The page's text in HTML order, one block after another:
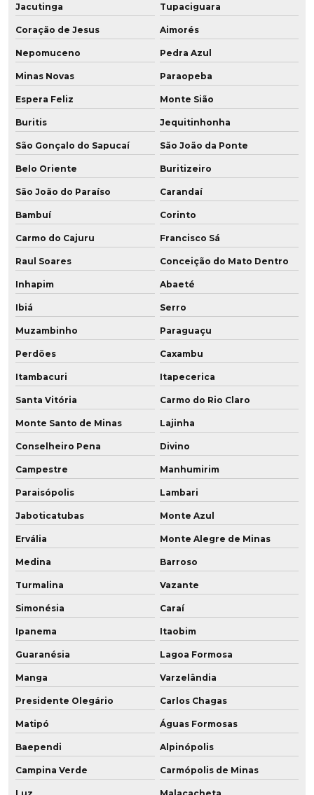
Revestimento de rodas em pu
Revestimento rolos em poliuretano
Revestimento de tubos em poliuretano
Roda para câmara fria
Roda de grafeno para empilhadeira
Roda de grafeno para empilhadeira elétrica
Roda em poliuretano para câmara fria
Roda vulkollan
Rodas para empilhadeiras
Rodas para empilhadeiras elétricas
Rodas para empilhadeiras fabricante
Rodas para paleteira pu
Rodas de poliuretano
Rodas de poliuretano para empilhadeiras
Rodas de poliuretano fabricantes
Rodas de poliuretano para paleteiras
Rodas de pu
Rodinhas de poliuretano
Rodízio de poliuretano
Rodízio de poliuretano para andaime
Rolamentos revestidos em poliuretano
Roldana de poliuretano
Roldana em pu baixa dureza
Roldanas de pu
Jacutinga Tupaciguara
Coração de Jesus Aimorés
Nepomuceno Pedra Azul
Minas Novas Paraopeba
Espera Feliz Monte Sião
Buritis Jequitinhonha
São Gonçalo do Sapucaí São João da Ponte
Belo Oriente Buritizeiro
São João do Paraíso Carandaí
Bambuí Corinto
Carmo do Cajuru Francisco Sá
Raul Soares Conceição do Mato Dentro
Inhapim Abaeté
Ibiá Serro
Muzambinho Paraguaçu
Perdões Caxambu
Itambacuri Itapecerica
Santa Vitória Carmo do Rio Claro
Monte Santo de Minas Lajinha
Conselheiro Pena Divino
Campestre Manhumirim
Paraisópolis Lambari
Jaboticatubas Monte Azul
Ervália Monte Alegre de Minas
Medina Barroso
Turmalina Vazante
Simonésia Caraí
Ipanema Itaobim
Guaranésia Lagoa Formosa
Manga Varzelândia
Presidente Olegário Carlos Chagas
Matipó Águas Formosas
Baependi Alpinópolis
Campina Verde Carmópolis de Minas